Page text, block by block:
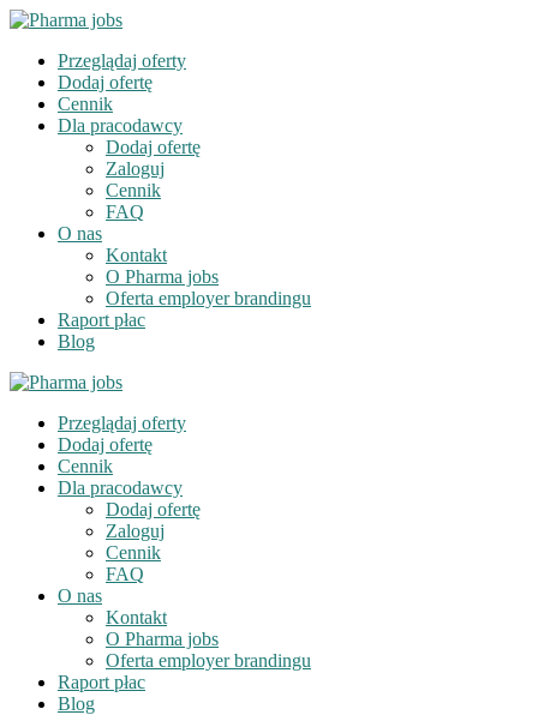
Przeglądaj oferty
Dodaj ofertę
Cennik
Dla pracodawcy
Dodaj ofertę
Zaloguj
Cennik
FAQ
O nas
Kontakt
O Pharma jobs
Oferta employer brandingu
Raport płac
Blog
Przeglądaj oferty
Dodaj ofertę
Cennik
Dla pracodawcy
Dodaj ofertę
Zaloguj
Cennik
FAQ
O nas
Kontakt
O Pharma jobs
Oferta employer brandingu
Raport płac
Blog